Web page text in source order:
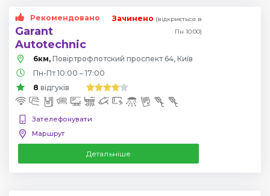
Рекомендовано
Garant
Autotechnic
Зачинено (відкриється в
Пн 10:00)
6км,
Повіртрофлотский проспект 64, Київ
Пн-Пт 10:00 – 17:00
8 відгуків
Зателефонувати
Маршрут
Детальніше